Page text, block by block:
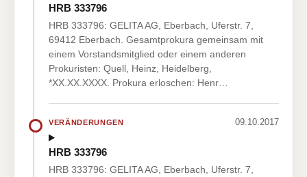
HRB 333796
HRB 333796: GELITA AG, Eberbach, Uferstr. 7,
69412 Eberbach. Gesamtprokura gemeinsam mit
einem Vorstandsmitglied oder einem anderen
Prokuristen: Quell, Heinz, Heidelberg,
*XX.XX.XXXX. Prokura erloschen: Henr…
VERÄNDERUNGEN 09.10.2017
HRB 333796
HRB 333796: GELITA AG, Eberbach, Uferstr. 7,